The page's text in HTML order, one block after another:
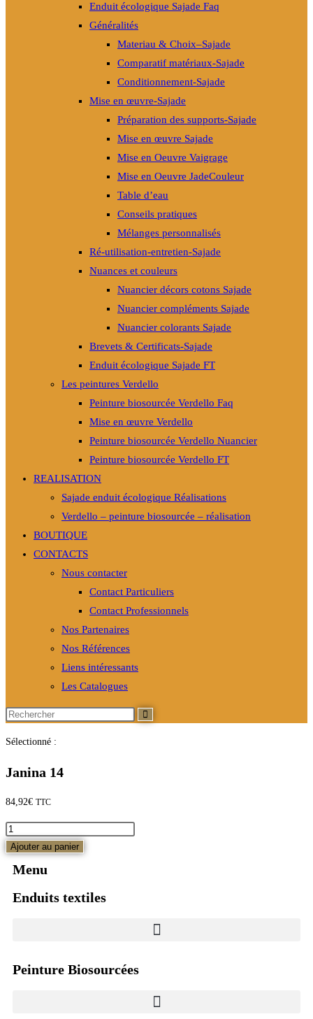
Enduit écologique Sajade Faq
Généralités
Materiau & Choix–Sajade
Comparatif matériaux-Sajade
Conditionnement-Sajade
Mise en œuvre-Sajade
Préparation des supports-Sajade
Mise en œuvre Sajade
Mise en Oeuvre Vaigrage
Mise en Oeuvre JadeCouleur
Table d’eau
Conseils pratiques
Mélanges personnalisés
Ré-utilisation-entretien-Sajade
Nuances et couleurs
Nuancier décors cotons Sajade
Nuancier compléments Sajade
Nuancier colorants Sajade
Brevets & Certificats-Sajade
Enduit écologique Sajade FT
Les peintures Verdello
Peinture biosourcée Verdello Faq
Mise en œuvre Verdello
Peinture biosourcée Verdello Nuancier
Peinture biosourcée Verdello FT
REALISATION
Sajade enduit écologique Réalisations
Verdello – peinture biosourcée – réalisation
BOUTIQUE
CONTACTS
Nous contacter
Contact Particuliers
Contact Professionnels
Nos Partenaires
Nos Références
Liens intéressants
Les Catalogues
Sélectionné :
Janina 14
84,92€ TTC
Ajouter au panier
Menu
Enduits textiles
Peinture Biosourcées